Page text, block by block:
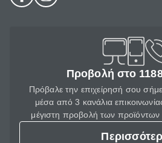
Προβολή στο
Πρόβαλε την επιχείρησή σου
μέσα από 3 κανάλια
μέγιστη προβολή των προϊόντων